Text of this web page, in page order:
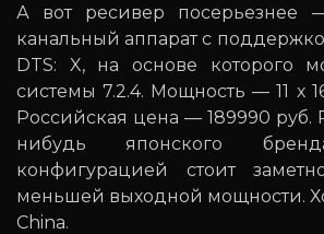
А вот ресивер посерьезнее
канальный аппарат с
DTS: X, на основе которого
системы 7.2.4. Мощность — 11 х
Российская цена — 189990 руб.
нибудь японского
конфигурацией стоит
меньшей выходной мощности.
China.